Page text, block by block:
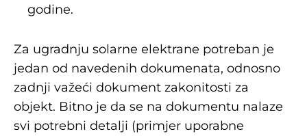
godine.
Za ugradnju solarne elektrane potreban je
jedan od navedenih dokumenata, odnosno
zadnji važeći dokument zakonitosti za
objekt. Bitno je da se na dokumentu nalaze
svi potrebni detalji (primjer uporabne